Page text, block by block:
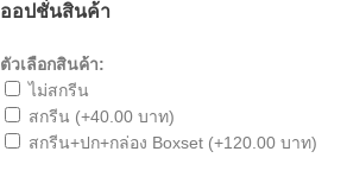
ออปชั่นสินค้า
ตัวเลือกสินค้า:
ไม่สกรีน
สกรีน (+40.00 บาท)
สกรีน+ปก+กล่อง Boxset (+120.00 บาท)